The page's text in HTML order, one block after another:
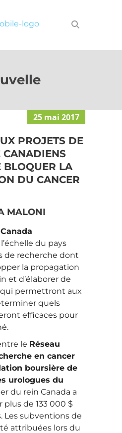
25 mai 2017
PROJETS DE
CANADIENS
BLOQUER LA
DU CANCER
MALONI
du pays
de recherche dont
la propagation
et d’élaborer de
permettront aux
quels
efficaces pour
le Réseau
en cancer
boursière de
urologues du
du rein Canada a
plus de 133 000 $
Les subventions de
attribuées lors du